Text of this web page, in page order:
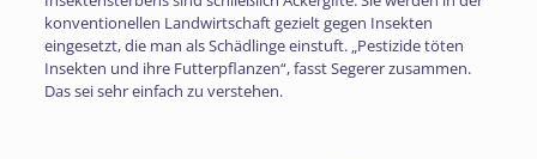
konventionellen Landwirtschaft gezielt gegen Insekten
eingesetzt, die man als Schädlinge einstuft. „Pestizide töten
Insekten und ihre Futterpflanzen“, fasst Segerer zusammen.
Das sei sehr einfach zu verstehen.